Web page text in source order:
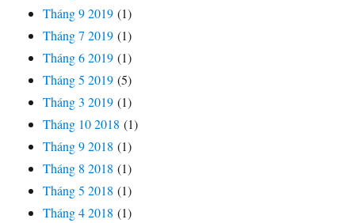
Tháng 9 2019 (1)
Tháng 7 2019 (1)
Tháng 6 2019 (1)
Tháng 5 2019 (5)
Tháng 3 2019 (1)
Tháng 10 2018 (1)
Tháng 9 2018 (1)
Tháng 8 2018 (1)
Tháng 5 2018 (1)
Tháng 4 2018 (1)